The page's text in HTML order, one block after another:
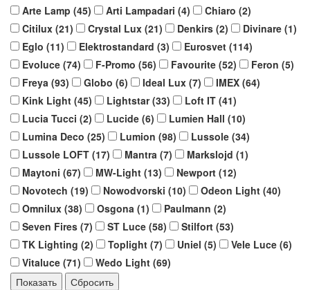
Arte Lamp (45) Arti Lampadari (4) Chiaro (2)
Citilux (21) Crystal Lux (21) Denkirs (2) Divinare (1)
Eglo (11) Elektrostandard (3) Eurosvet (114)
Evoluce (74) F-Promo (56) Favourite (52) Feron (5)
Freya (93) Globo (6) Ideal Lux (7) IMEX (64)
Kink Light (45) Lightstar (33) Loft IT (41)
Lucia Tucci (2) Lucide (6) Lumien Hall (10)
Lumina Deco (25) Lumion (98) Lussole (34)
Lussole LOFT (17) Mantra (7) Markslojd (1)
Maytoni (67) MW-Light (13) Newport (12)
Novotech (19) Nowodvorski (10) Odeon Light (40)
Omnilux (38) Osgona (1) Paulmann (2)
Seven Fires (7) ST Luce (58) Stilfort (53)
TK Lighting (2) Toplight (7) Uniel (5) Vele Luce (6)
Vitaluce (71) Wedo Light (69)